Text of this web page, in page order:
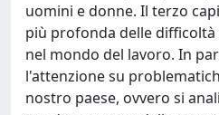
uomini e donne. Il terzo
più profonda delle
nel mondo del lavoro. In
l'attenzione su
nostro paese, ovvero si